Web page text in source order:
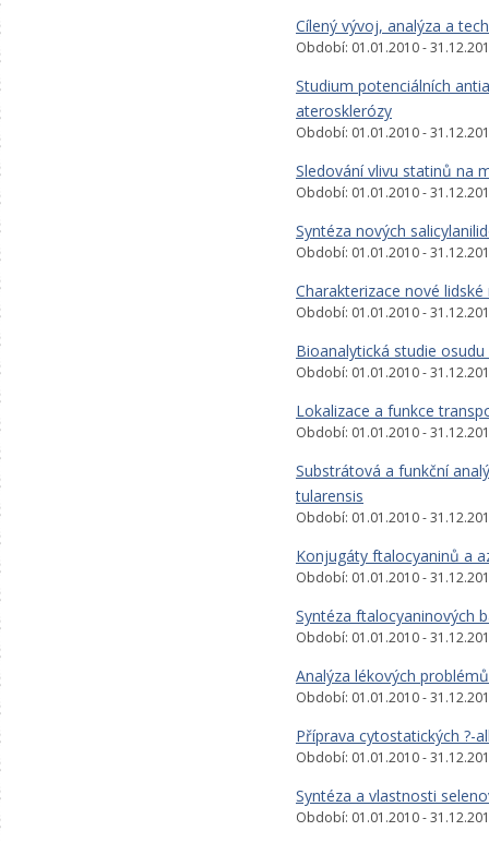
Cílený vývoj, analýza a
Období: 01.01.2010 -
Studium potenciálních
aterosklerózy
Období: 01.01.2010 -
Sledování vlivu statinů na
Období: 01.01.2010 -
Syntéza nových
Období: 01.01.2010 -
Charakterizace nové
Období: 01.01.2010 -
Bioanalytická studie
Období: 01.01.2010 -
Lokalizace a funkce
Období: 01.01.2010 -
Substrátová a funkční
tularensis
Období: 01.01.2010 -
Konjugáty ftalocyaninů a
Období: 01.01.2010 -
Syntéza ftalocyaninových
Období: 01.01.2010 -
Analýza lékových
Období: 01.01.2010 -
Příprava cytostatických ?-
Období: 01.01.2010 -
Syntéza a vlastnosti
Období: 01.01.2010 -